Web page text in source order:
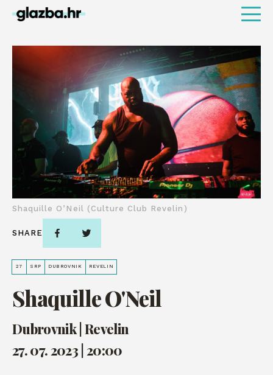
27 SRP DUBROVNIK REVELIN
Shaquille O'Neil
Dubrovnik | Revelin
27. 07. 2023 | 20:00
Shaquille O’Neil (Culture Club Revelin)
SHARE